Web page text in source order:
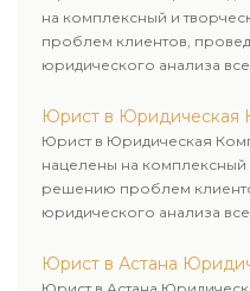
на комплексный и
проблем клиентов,
юридического анализа
Юрист в Юридическая
Юрист в Юридическая
нацелены на комплексный
решению проблем
юридического анализа
Юрист в Астана